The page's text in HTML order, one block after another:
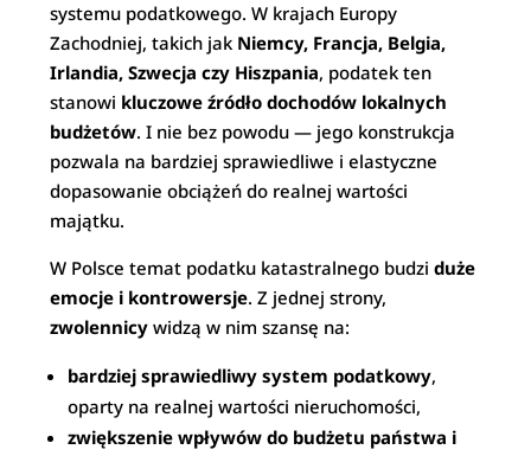
systemu podatkowego. W krajach Europy
Zachodniej, takich jak Niemcy, Francja, Belgia,
Irlandia, Szwecja czy Hiszpania, podatek ten
stanowi kluczowe źródło dochodów lokalnych
budżetów. I nie bez powodu — jego konstrukcja
pozwala na bardziej sprawiedliwe i elastyczne
dopasowanie obciążeń do realnej wartości
majątku.
W Polsce temat podatku katastralnego budziduże
emocje i kontrowersje. Z jednej strony,
zwolennicy widzą w nim szansę na:
bardziej sprawiedliwy system podatkowy,
oparty na realnej wartości nieruchomości,
zwiększenie wpływów do budżetu państwa i